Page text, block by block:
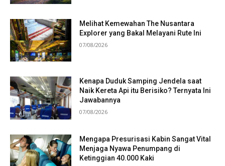
Melihat Kemewahan The Nusantara
Explorer yang Bakal Melayani Rute Ini
07/08/2026
Kenapa Duduk Samping Jendela saat
Naik Kereta Api itu Berisiko? Ternyata Ini
Jawabannya
07/08/2026
Mengapa Presurisasi Kabin Sangat Vital
Menjaga Nyawa Penumpang di
Ketinggian 40.000 Kaki